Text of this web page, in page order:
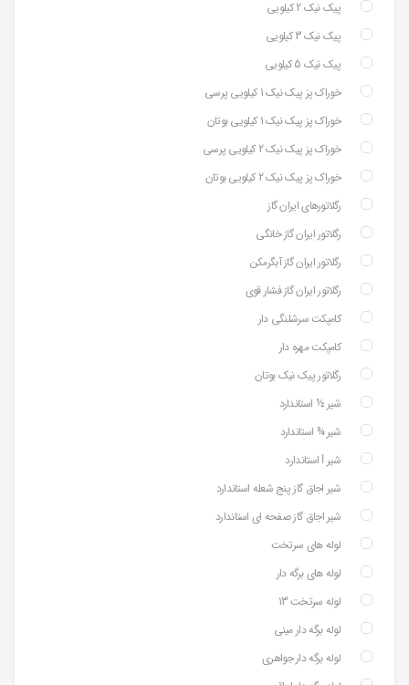
پیک نیک 2 کیلویی
پیک نیک 3 کیلویی
پیک نیک 5 کیلویی
خوراک پز پیک نیک 1 کیلویی پرسی
خوراک پز پیک نیک 1 کیلویی بوتان
خوراک پز پیک نیک 2 کیلویی پرسی
خوراک پز پیک نیک 2 کیلویی بوتان
رگلاتورهای ایران گاز
رگلاتور ایران گاز خانگی
رگلاتور ایران گاز آبگرمکن
رگلاتور ایران گاز فشار قوی
کامپکت سرشلنگی دار
کامپکت مهره دار
رگلاتور پیک نیک بوتان
شیر ½ استاندارد
شیر ¾ استاندارد
شیر ⅼ استاندارد
شیر اجاق گاز پنج شعله استاندارد
شیر اجاق گاز صفحه ای استاندارد
لوله های سرتخت
لوله های برگه دار
لوله سرتخت 13
لوله برگه دار مینی
لوله برگه دار جواهری